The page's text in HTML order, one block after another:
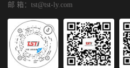
邮 箱：tst@tst-ly.com